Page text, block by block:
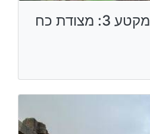
שביל ישראל - מקטע 3: מצודת כח